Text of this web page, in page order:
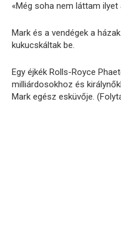
«Még soha nem láttam ilyet
Mark és a vendégek a
kukucskáltak be.
Egy éjkék Rolls-Royce
milliárdosokhoz és
Mark egész esküvője.